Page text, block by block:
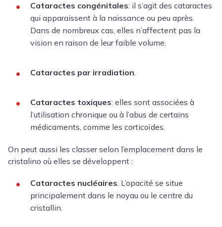
Cataractes congénitales: il s’agit des cataractes
qui apparaissent à la naissance ou peu après.
Dans de nombreux cas, elles n’affectent pas la
vision en raison de leur faible volume.
Cataractes par irradiation.
Cataractes toxiques: elles sont associées à
l’utilisation chronique ou à l’abus de certains
médicaments, comme les corticoïdes.
On peut aussi les classer selon l’emplacement dans le
cristalino où elles se développent :
Cataractes nucléaires. L’opacité se situe
principalement dans le noyau ou le centre du
cristallin.